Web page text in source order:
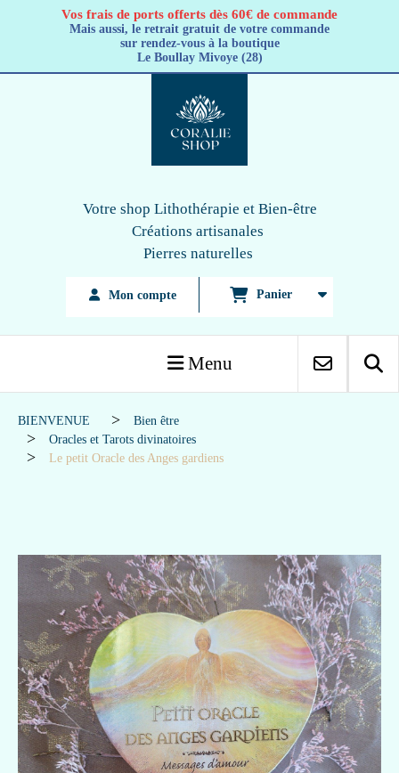
Vos frais de ports offerts dès 60€ de commande
Mais aussi, le retrait gratuit de votre commande
sur rendez-vous à la boutique
Le Boullay Mivoye (28)
Votre shop Lithothérapie et Bien-être
Créations artisanales
Pierres naturelles
Mon compte Panier
Menu
BIENVENUE
Bien être
Oracles et Tarots divinatoires
Le petit Oracle des Anges gardiens
Panneau de gestion des cookies